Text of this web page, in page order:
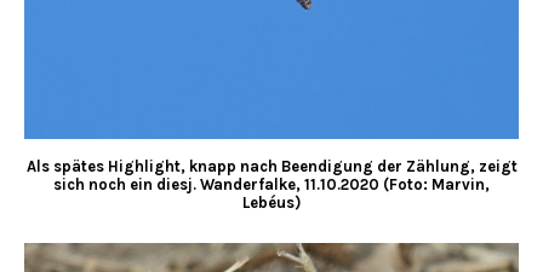
Als spätes Highlight, knapp nach Beendigung der Zählung, zeigt
sich noch ein diesj. Wanderfalke, 11.10.2020 (Foto: Marvin,
Lebéus)